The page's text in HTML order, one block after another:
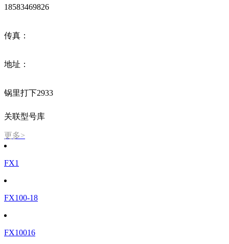
18583469826
传真：
地址：
锅里打下2933
关联型号库
更多>
FX1
FX100-18
FX10016